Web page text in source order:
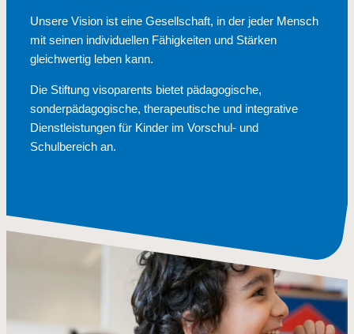
Unsere Vision ist eine Gesellschaft, in der jeder Mensch
mit seinen individuellen Fähigkeiten und Stärken
gleichwertig leben kann.
Die Stiftung visoparents bietet pädagogische,
sonderpädagogische, therapeutische und integrative
Dienstleistungen für Kinder im Vorschul- und
Schulbereich an.